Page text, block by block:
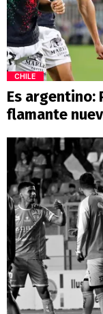
CHILE
Es argentino:
flamante